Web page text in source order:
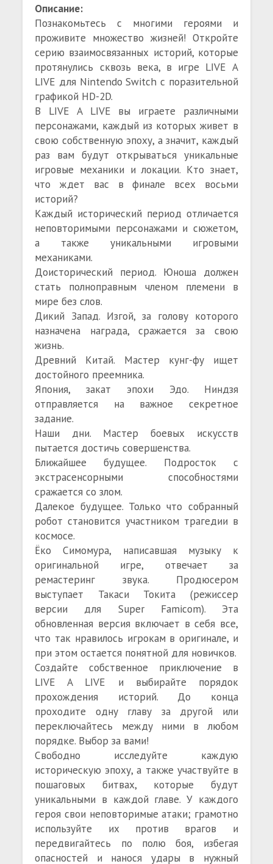
Описание:
Познакомьтесь с многими героями и
проживите множество жизней! Откройте
серию взаимосвязанных историй, которые
протянулись сквозь века, в игре LIVE A
LIVE для Nintendo Switch с поразительной
графикой HD-2D.
В LIVE A LIVE вы играете различными
персонажами, каждый из которых живет в
свою собственную эпоху, а значит, каждый
раз вам будут открываться уникальные
игровые механики и локации. Кто знает,
что ждет вас в финале всех восьми
историй?
Каждый исторический период отличается
неповторимыми персонажами и сюжетом,
а также уникальными игровыми
механиками.
Доисторический период. Юноша должен
стать полноправным членом племени в
мире без слов.
Дикий Запад. Изгой, за голову которого
назначена награда, сражается за свою
жизнь.
Древний Китай. Мастер кунг-фу ищет
достойного преемника.
Япония, закат эпохи Эдо. Ниндзя
отправляется на важное секретное
задание.
Наши дни. Мастер боевых искусств
пытается достичь совершенства.
Ближайшее будущее. Подросток с
экстрасенсорными способностями
сражается со злом.
Далекое будущее. Только что собранный
робот становится участником трагедии в
космосе.
Ёко Симомура, написавшая музыку к
оригинальной игре, отвечает за
ремастеринг звука. Продюсером
выступает Такаси Токита (режиссер
версии для Super Famicom). Эта
обновленная версия включает в себя все,
что так нравилось игрокам в оригинале, и
при этом остается понятной для новичков.
Создайте собственное приключение в
LIVE A LIVE и выбирайте порядок
прохождения историй. До конца
проходите одну главу за другой или
переключайтесь между ними в любом
порядке. Выбор за вами!
Свободно исследуйте каждую
историческую эпоху, а также участвуйте в
пошаговых битвах, которые будут
уникальными в каждой главе. У каждого
героя свои неповторимые атаки; грамотно
используйте их против врагов и
передвигайтесь по полю боя, избегая
опасностей и нанося удары в нужный